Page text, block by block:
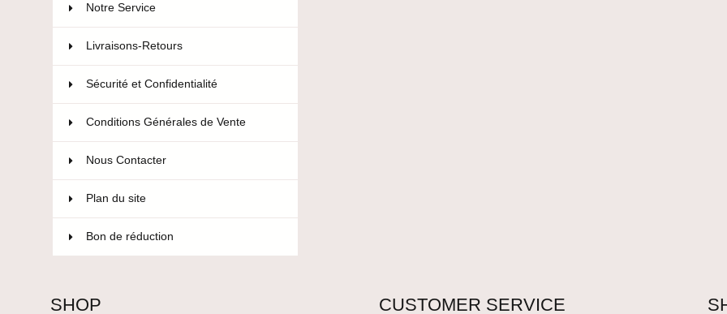
Notre Service
Livraisons-Retours
Sécurité et Confidentialité
Conditions Générales de Vente
Nous Contacter
Plan du site
Bon de réduction
SHOP CUSTOMER SERVICE